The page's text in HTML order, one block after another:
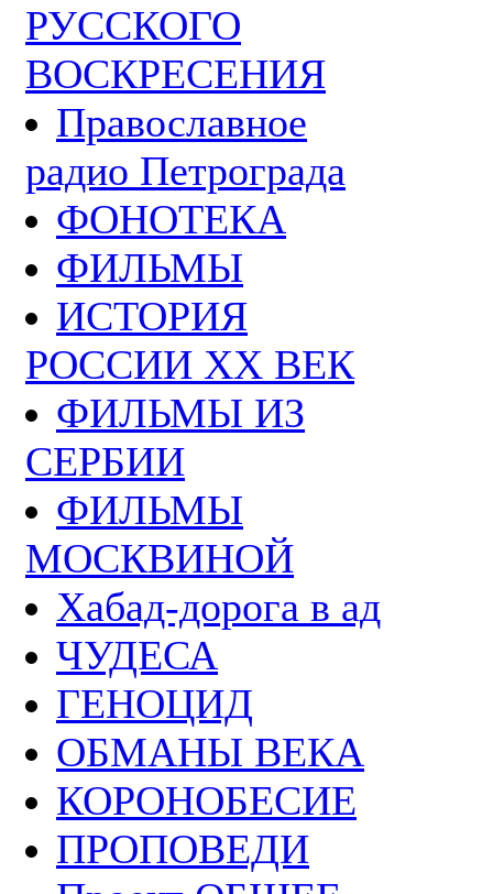
РУССКОГО
ВОСКРЕСЕНИЯ
Православное
радио Петрограда
ФОНОТЕКА
ФИЛЬМЫ
ИСТОРИЯ
РОССИИ ХХ ВЕК
ФИЛЬМЫ ИЗ
СЕРБИИ
ФИЛЬМЫ
МОСКВИНОЙ
Хабад-дорога в ад
ЧУДЕСА
ГЕНОЦИД
ОБМАНЫ ВЕКА
КОРОНОБЕСИЕ
ПРОПОВЕДИ